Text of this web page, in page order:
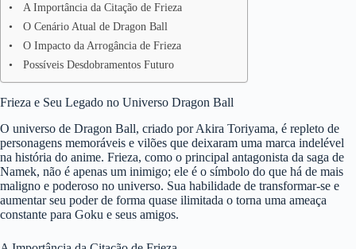
A Importância da Citação de Frieza
O Cenário Atual de Dragon Ball
O Impacto da Arrogância de Frieza
Possíveis Desdobramentos Futuro
Frieza e Seu Legado no Universo Dragon Ball
O universo de Dragon Ball, criado por Akira Toriyama, é repleto de
personagens memoráveis e vilões que deixaram uma marca indelével
na história do anime. Frieza, como o principal antagonista da saga de
Namek, não é apenas um inimigo; ele é o símbolo do que há de mais
maligno e poderoso no universo. Sua habilidade de transformar-se e
aumentar seu poder de forma quase ilimitada o torna uma ameaça
constante para Goku e seus amigos.